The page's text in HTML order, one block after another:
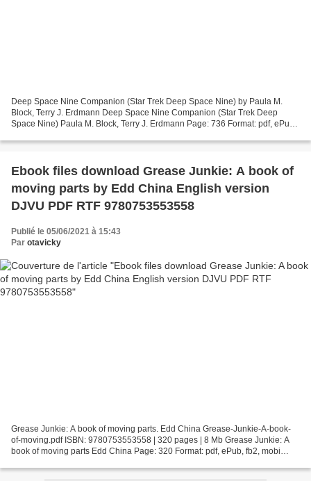
Deep Space Nine Companion (Star Trek Deep Space Nine) by Paula M.
Block, Terry J. Erdmann Deep Space Nine Companion (Star Trek Deep
Space Nine) Paula M. Block, Terry J. Erdmann Page: 736 Format: pdf, ePub,
Ebook files download Grease Junkie: A book of
moving parts by Edd China English version
DJVU PDF RTF 9780753553558
Publié le 05/06/2021 à 15:43
Par otavicky
Grease Junkie: A book of moving parts. Edd China Grease-Junkie-A-book-
of-moving.pdf ISBN: 9780753553558 | 320 pages | 8 Mb Grease Junkie: A
book of moving parts Edd China Page: 320 Format: pdf, ePub, fb2, mobi